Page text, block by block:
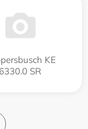
KE
6330.0 SR